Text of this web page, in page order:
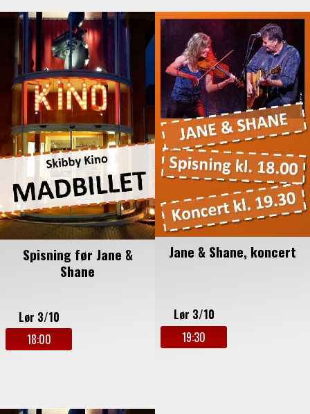
Spisning før Jane &
Shane
Lør 3/10
18:00
Jane & Shane, koncert
Lør 3/10
19:30